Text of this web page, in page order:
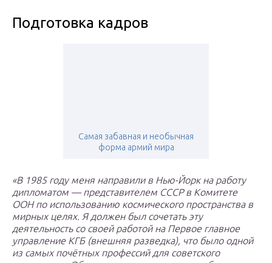
Подготовка кадров
Самая забавная и необычная
форма армий мира
«В 1985 году меня направили в Нью-Йорк на работу
дипломатом — представителем СССР в Комитете
ООН по использованию космического пространства в
мирных целях. Я должен был сочетать эту
деятельность со своей работой на Первое главное
управление КГБ (внешняя разведка), что было одной
из самых почётных профессий для советского